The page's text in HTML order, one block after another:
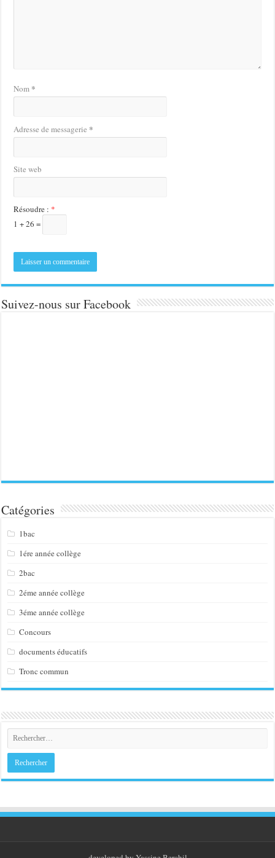
Nom *
Adresse de messagerie *
Site web
Résoudre : *
1 + 26 =
Suivez-nous sur Facebook
Catégories
1bac
1ére année collège
2bac
2éme année collège
3éme année collège
Concours
documents éducatifs
Tronc commun